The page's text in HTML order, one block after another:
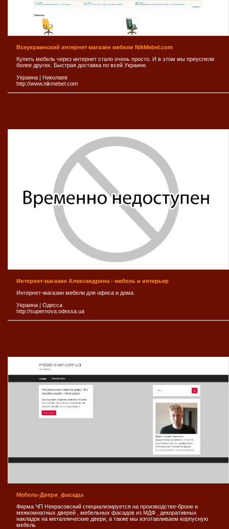
Всеукраинский интернет магазин мебели NikMebel.com
Купить мебель через интернет стало очень просто. И в этом мы преуспели
более других. Быстрая доставка по всей Украине.
Украина | Николаев
http://www.nikmebel.com
Интернет-магазин Александрина - мебель и интерьер
Интернет-магазин мебели для офиса и дома.
Украина | Одесса
http://supernova.odessa.ua
Мебель-Двери_фасады
Фирма ЧП Некрасовский специализируется на производстве-броне и
межкомнатных дверей , мебельных фасадов из МДФ , декоративных
накладок на металлические двери, а также мы изготавливаем корпусную
мебель